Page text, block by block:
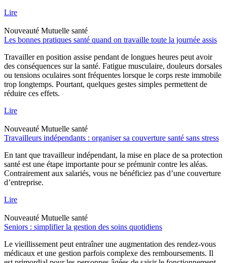
Lire
Nouveauté Mutuelle santé
Les bonnes pratiques santé quand on travaille toute la journée assis
Travailler en position assise pendant de longues heures peut avoir
des conséquences sur la santé. Fatigue musculaire, douleurs dorsales
ou tensions oculaires sont fréquentes lorsque le corps reste immobile
trop longtemps. Pourtant, quelques gestes simples permettent de
réduire ces effets.
Lire
Nouveauté Mutuelle santé
Travailleurs indépendants : organiser sa couverture santé sans stress
En tant que travailleur indépendant, la mise en place de sa protection
santé est une étape importante pour se prémunir contre les aléas.
Contrairement aux salariés, vous ne bénéficiez pas d’une couverture
d’entreprise.
Lire
Nouveauté Mutuelle santé
Seniors : simplifier la gestion des soins quotidiens
Le vieillissement peut entraîner une augmentation des rendez-vous
médicaux et une gestion parfois complexe des remboursements. Il